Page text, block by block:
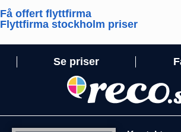
Få offert flyttfirma
Flyttfirma stockholm priser
Se priser